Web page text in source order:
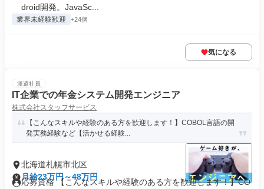
droid開発。JavaSc...
業界未経験歓迎 +24個
気になる
派遣社員
IT企業での年金システム開発エンジニア
株式会社スタッフサービス
【こんなスキルや経験のある方を歓迎します！】COBOL言語の開
発実務経験など【活かせる経験...
北海道札幌市北区
月給23万円～48万円
応募資格 【こんなスキルや経験のある方を歓迎します！】CO